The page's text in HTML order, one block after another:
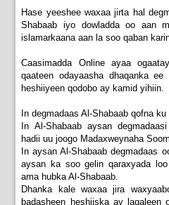
Hase yeeshee waxaa jirta hal
Shabaab iyo dowladda oo aan
islamarkaana aan la soo qaban
Caasimadda Online ayaa
qaateen odayaasha dhaqanka
heshiiyeen qodobo ay kamid yihiin.
In degmadaas Al-Shabaab qofna
In Al-Shabaab aysan
hadii uu joogo Madaxweynaha
In aysan Al-Shabaab degmadaas
aysan ka soo gelin qaraxyada
ama hubka Al-Shabaab.
Dhanka kale waxaa jira
badasheen heshiiska ay lagaleen